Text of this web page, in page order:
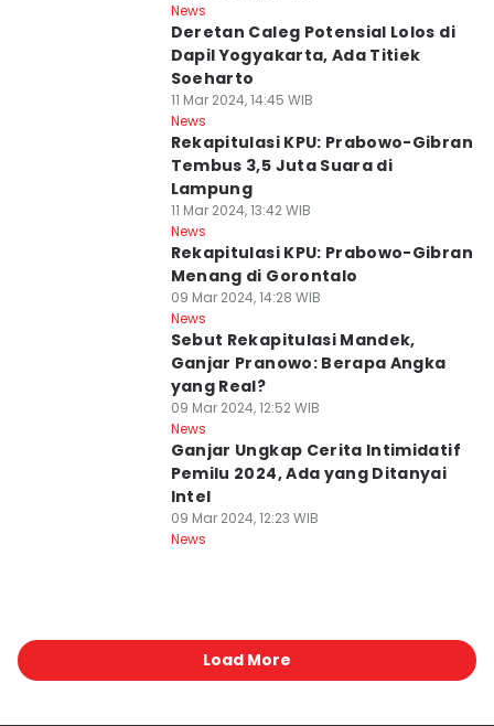
News
Deretan Caleg Potensial Lolos di
Dapil Yogyakarta, Ada Titiek
Soeharto
11 Mar 2024, 14:45 WIB
News
Rekapitulasi KPU: Prabowo-Gibran
Tembus 3,5 Juta Suara di
Lampung
11 Mar 2024, 13:42 WIB
News
Rekapitulasi KPU: Prabowo-Gibran
Menang di Gorontalo
09 Mar 2024, 14:28 WIB
News
Sebut Rekapitulasi Mandek,
Ganjar Pranowo: Berapa Angka
yang Real?
09 Mar 2024, 12:52 WIB
News
Ganjar Ungkap Cerita Intimidatif
Pemilu 2024, Ada yang Ditanyai
Intel
09 Mar 2024, 12:23 WIB
News
Load More